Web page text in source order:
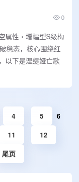
0
属性・增幅型S级构
稳态，核心围绕红
以下是涅缇娅亡歌
4 5
6
11
12
尾页